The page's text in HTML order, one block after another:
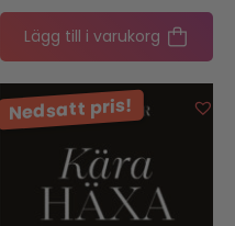
Lägg till i varukorg